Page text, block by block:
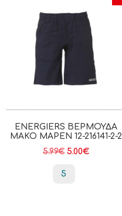
ENERGIERS ΒΕΡΜΟΎΔΑ
ΜΑΚΌ ΜΑΡΕΝ 12-216141-2-2
5.99€ 5.00€
5